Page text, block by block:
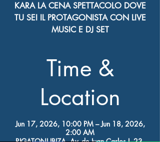
KARA LA CENA SPETTACOLO DOVE
TU SEI IL PROTAGONISTA CON LIVE
MUSIC E DJ SET
Time &
Location
Jun 17, 2026, 10:00 PM – Jun 18, 2026,
2:00 AM